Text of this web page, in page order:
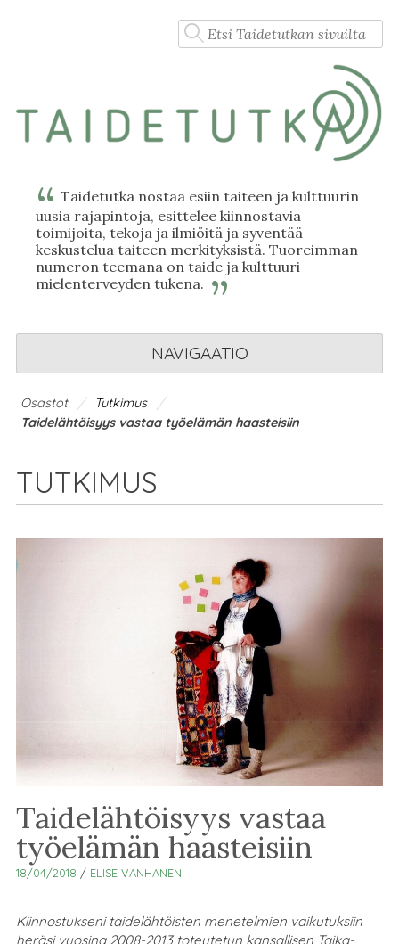
Taidetutka nostaa esiin taiteen ja kulttuurin
uusia rajapintoja, esittelee kiinnostavia
toimijoita, tekoja ja ilmiöitä ja syventää
keskustelua taiteen merkityksistä. Tuoreimman
numeron teemana on taide ja kulttuuri
mielenterveyden tukena.
NAVIGAATIO
Osastot / Tutkimus /
Taidelähtöisyys vastaa työelämän haasteisiin
TUTKIMUS
Taidelähtöisyys vastaa
työelämän haasteisiin
18/04/2018 / ELISE VANHANEN
Kiinnostukseni taidelähtöisten menetelmien vaikutuksiin
heräsi vuosina 2008-2013 toteutetun kansallisen Taika-